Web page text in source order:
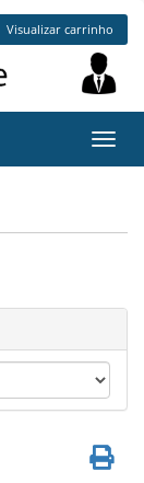
Visualizar carrinho